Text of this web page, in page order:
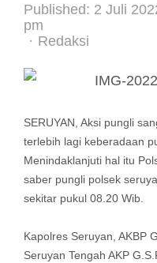
Published: 2 Juli
pm
Author
Redaksi
SERUYAN, Aksi pungli
terlebih lagi keberadaan
Menindaklanjuti hal itu
saber pungli polsek
sekitar pukul 08.20 Wib.
Kapolres Seruyan, AKBP
Seruyan Tengah AKP